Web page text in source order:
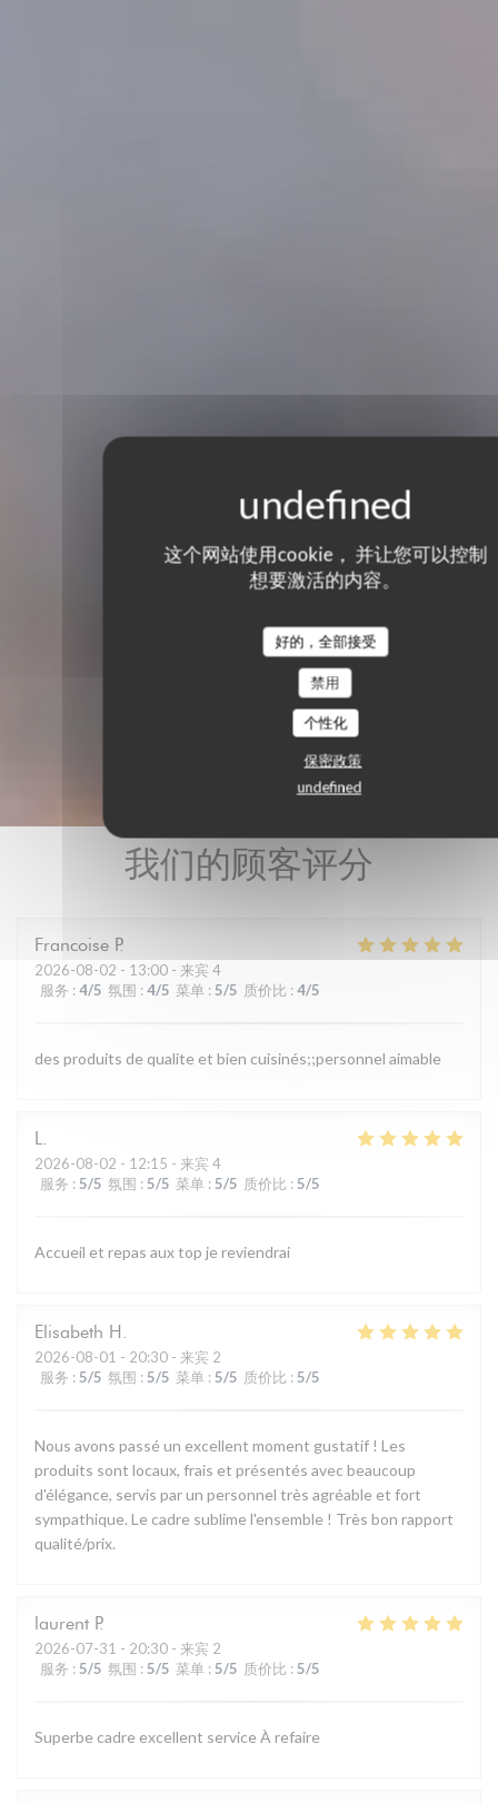
这个网站使用cookie， 并让您可以控制
想要激活的内容。
好的，全部接受
禁用
个性化
保密政策
undefined
我们的顾客评分
Francoise P
2026-08-02 - 13:00 - 来宾 4
服务 : 4/5 氛围 : 4/5 菜单 : 5/5 质价比 : 4/5
des produits de qualite et bien cuisinés;;personnel aimable
L
2026-08-02 - 12:15 - 来宾 4
服务 : 5/5 氛围 : 5/5 菜单 : 5/5 质价比 : 5/5
Accueil et repas aux top je reviendrai
Elisabeth H
2026-08-01 - 20:30 - 来宾 2
服务 : 5/5 氛围 : 5/5 菜单 : 5/5 质价比 : 5/5
Nous avons passé un excellent moment gustatif ! Les
produits sont locaux, frais et présentés avec beaucoup
d'élégance, servis par un personnel très agréable et fort
sympathique. Le cadre sublime l'ensemble ! Très bon rapport
qualité/prix.
laurent P
2026-07-31 - 20:30 - 来宾 2
服务 : 5/5 氛围 : 5/5 菜单 : 5/5 质价比 : 5/5
Superbe cadre excellent service À refaire